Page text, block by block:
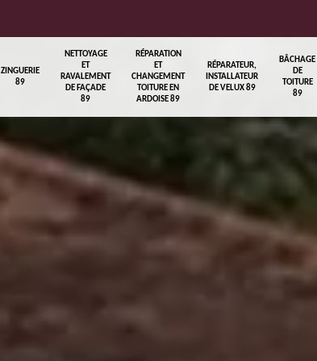
ZINGUERIE
89
NETTOYAGE
ET
RAVALEMENT
DE FAÇADE
89
RÉPARATION
ET
CHANGEMENT
TOITURE EN
ARDOISE 89
RÉPARATEUR,
INSTALLATEUR
DE VELUX 89
BÂCHAGE
DE
TOITURE
89